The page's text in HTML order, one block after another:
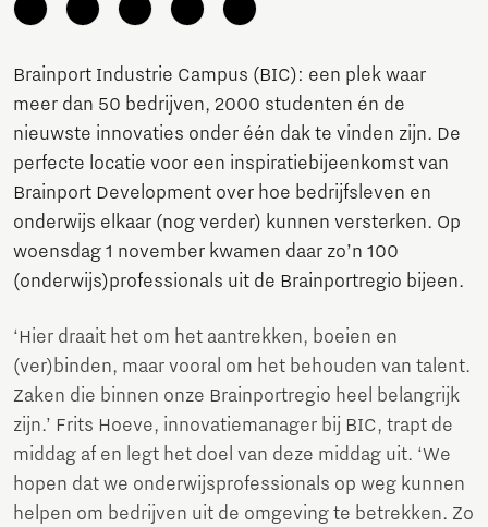
Brainport Industrie Campus (BIC): een plek waar
meer dan 50 bedrijven, 2000 studenten én de
nieuwste innovaties onder één dak te vinden zijn. De
perfecte locatie voor een inspiratiebijeenkomst van
Brainport Development over hoe bedrijfsleven en
onderwijs elkaar (nog verder) kunnen versterken. Op
woensdag 1 november kwamen daar zo’n 100
(onderwijs)professionals uit de Brainportregio bijeen.
‘Hier draait het om het aantrekken, boeien en
(ver)binden, maar vooral om het behouden van talent.
Zaken die binnen onze Brainportregio heel belangrijk
zijn.’ Frits Hoeve, innovatiemanager bij BIC, trapt de
middag af en legt het doel van deze middag uit. ‘We
hopen dat we onderwijsprofessionals op weg kunnen
helpen om bedrijven uit de omgeving te betrekken. Zo